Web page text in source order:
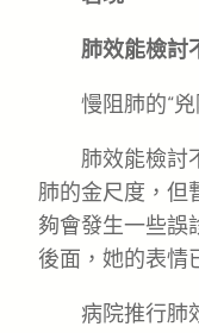
肺效能檢討
慢阻肺的“
肺效能檢討
肺的金尺度，但
夠會發生一些誤
後面，她的表情
病院推行肺